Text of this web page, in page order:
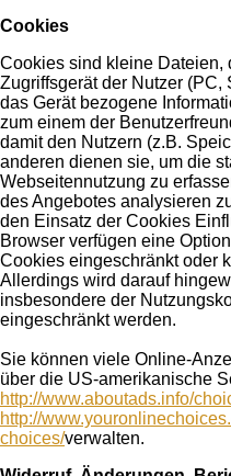
Cookies
Cookies sind kleine Dateien,
Zugriffsgerät der Nutzer (PC,
das Gerät bezogene
zum einem der
damit den Nutzern (z.B.
anderen dienen sie, um die
Webseitennutzung zu
des Angebotes analysieren
den Einsatz der Cookies
Browser verfügen eine
Cookies eingeschränkt oder
Allerdings wird darauf
insbesondere der
eingeschränkt werden.
Sie können viele Online-
über die US-amerikanische
http://www.aboutads.info/
http://
choices/verwalten.